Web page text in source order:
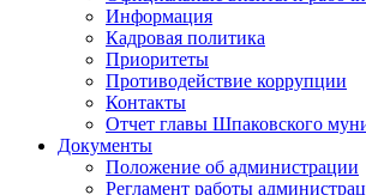
Информация
Кадровая политика
Приоритеты
Противодействие коррупции
Контакты
Отчет главы Шпаковского
Документы
Положение об администрации
Регламент работы